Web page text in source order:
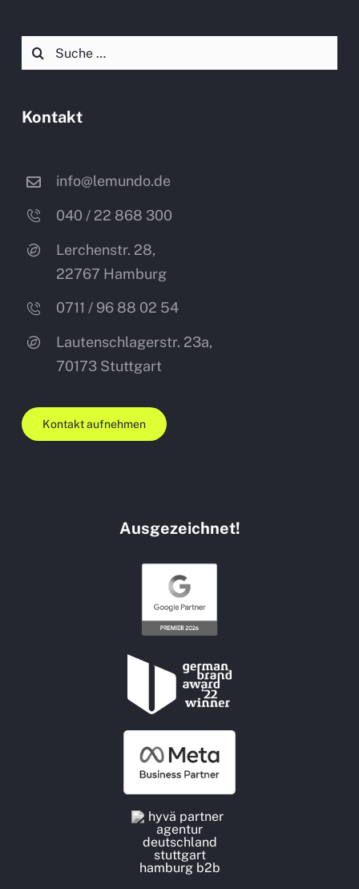
Suche
nach:
Kontakt
info@lemundo.de
040 / 22 868 300
Lerchenstr. 28,
22767 Hamburg
0711 / 96 88 02 54
Lautenschlagerstr. 23a,
70173 Stuttgart
Kontakt aufnehmen
Ausgezeichnet!